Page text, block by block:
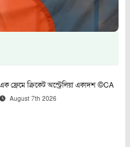
এক ফ্রেমে ক্রিকেট অস্ট্রেলিয়া একাদশ ©CA
August 7th 2026